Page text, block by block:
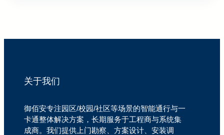
关于我们
御佰安专注园区/校园/社区等场景的智能通行与一
卡通整体解决方案，长期服务于工程商与系统集
成商。我们提供上门勘察、方案设计、安装调